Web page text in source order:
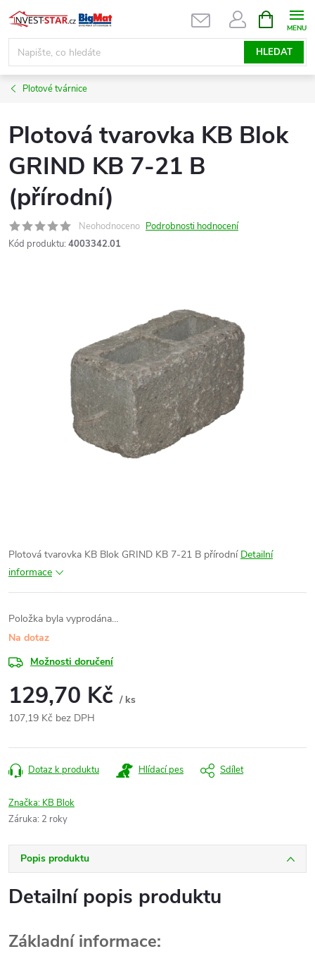
Přejít
na
obsah
HLEDAT
NÁKUPNÍ
KOŠÍK
Plotové tvárnice
Plotová tvarovka KB Blok
GRIND KB 7-21 B
(přírodní)
Neohodnoceno Podrobnosti hodnocení
Kód produktu: 4003342.01
Plotová tvarovka KB Blok GRIND KB 7-21 B přírodní Detailní
informace
Položka byla vyprodána…
Na dotaz
Možnosti doručení
129,70 Kč / ks
107,19 Kč bez DPH
cena:
Dotaz k produktu Hlídací pes Sdílet
Značka: KB Blok
Záruka: 2 roky
Popis produktu
Detailní popis produktu
Základní informace: